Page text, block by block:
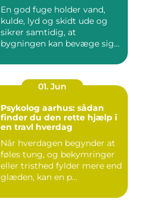
En god fuge holder vand,
kulde, lyd og skidt ude og
sikrer samtidig, at
bygningen kan bevæge sig
01. Jun
Psykolog aarhus: sådan
finder du den rette hjælp i
en travl hverdag
Når hverdagen begynder at
føles tung, og bekymringer
eller tristhed fylder mere end
glæden, kan en p...